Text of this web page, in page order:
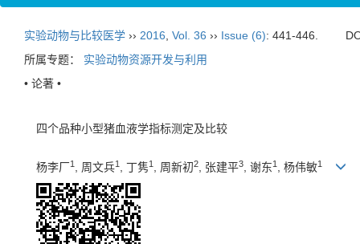
实验动物与比较医学 ›› 2016 Vol. 36 ›› Issue (6): 441-446.
所属专题： 实验动物资源开发与利用
• 论著 •
四个品种小型猪血液学指标测定及比较
杨李厂1 , 周文兵1 , 丁隽1 , 周新初2 , 张建平3 , 谢东1 , 杨伟敏1